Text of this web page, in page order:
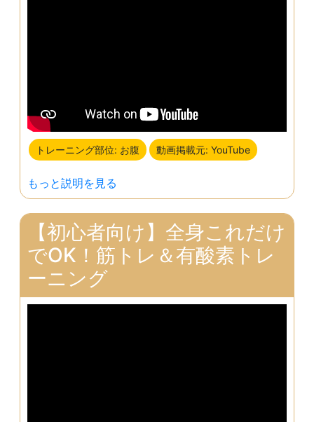
トレーニング部位: お腹 動画掲載元: YouTube
もっと説明を見る
【初心者向け】全身これだけ
でOK！筋トレ＆有酸素トレ
ーニング